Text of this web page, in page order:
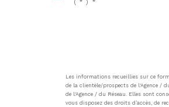
(*)*
Les informations recueillies sur ce
de la clientèle/prospects de l'Agence /
de l'Agence / du Réseau. Elles sont
vous disposez des droits d’accès, de